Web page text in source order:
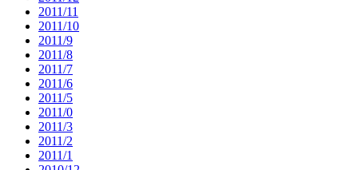
2011/11
2011/10
2011/9
2011/8
2011/7
2011/6
2011/5
2011/0
2011/3
2011/2
2011/1